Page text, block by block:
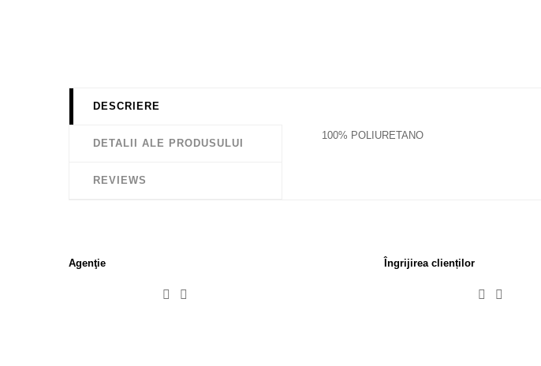
DESCRIERE
DETALII ALE PRODUSULUI
REVIEWS
100% POLIURETANO
Agenţie
 
Îngrijirea clienților
 